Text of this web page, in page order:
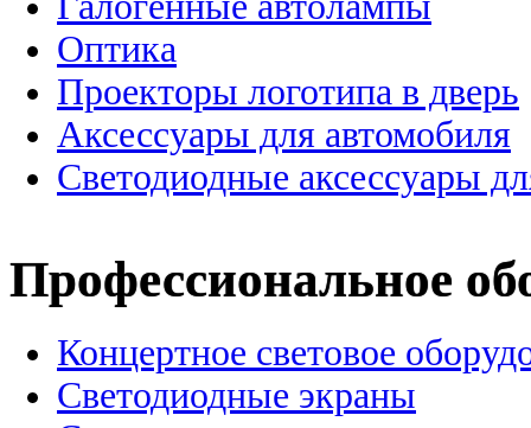
Оптика
Проекторы логотипа в дверь
Аксессуары для автомобиля
Светодиодные аксессуары
Профессиональное
Концертное световое
Cветодиодные экраны